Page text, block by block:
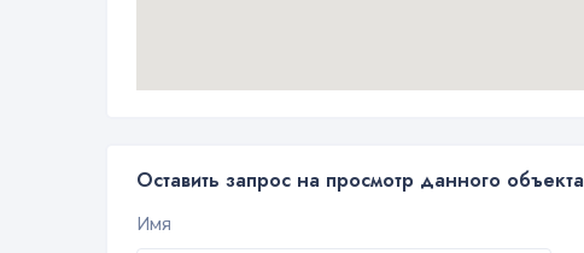
Оставить запрос на просмотр данного объекта
Имя